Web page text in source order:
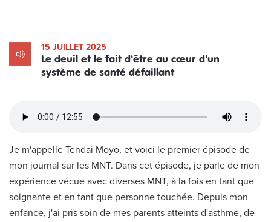
15 JUILLET 2025
Le deuil et le fait d'être au cœur d'un
système de santé défaillant
Je m'appelle Tendai Moyo, et voici le premier épisode de
mon journal sur les MNT. Dans cet épisode, je parle de mon
expérience vécue avec diverses MNT, à la fois en tant que
soignante et en tant que personne touchée. Depuis mon
enfance, j'ai pris soin de mes parents atteints d'asthme, de